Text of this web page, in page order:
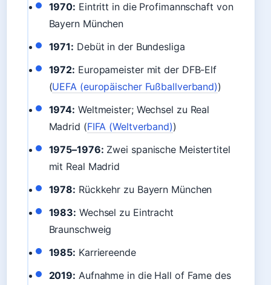
1970: Eintritt in die Profimannschaft von
Bayern München
1971: Debüt in der Bundesliga
1972: Europameister mit der DFB-Elf
(UEFA (europäischer Fußballverband))
1974: Weltmeister; Wechsel zu Real
Madrid (FIFA (Weltverband))
1975–1976: Zwei spanische Meistertitel
mit Real Madrid
1978: Rückkehr zu Bayern München
1983: Wechsel zu Eintracht
Braunschweig
1985: Karriereende
2019: Aufnahme in die Hall of Fame des